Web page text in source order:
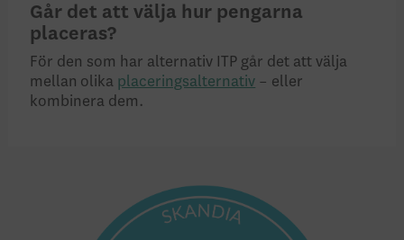
Går det att välja hur pengarna
placeras?
För den som har alternativ ITP går det att välja
mellan olika placeringsalternativ – eller
kombinera dem.